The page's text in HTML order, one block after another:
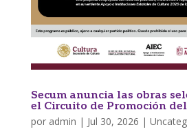
Secum anuncia las obras
el Circuito de Promoción
por admin | Jul 30, 2026 |